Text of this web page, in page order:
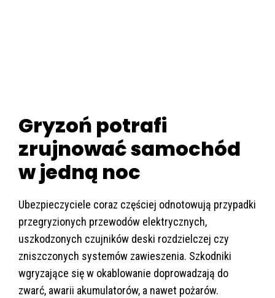
Gryzoń potrafi
zrujnować samochód
w jedną noc
Ubezpieczyciele coraz częściej odnotowują przypadki
przegryzionych przewodów elektrycznych,
uszkodzonych czujników deski rozdzielczej czy
zniszczonych systemów zawieszenia. Szkodniki
wgryzające się w okablowanie doprowadzają do
zwarć, awarii akumulatorów, a nawet pożarów.